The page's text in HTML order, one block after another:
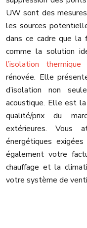
UW sont des
les sources
dans ce cadre que la
comme la solution
l’isolation
rénovée. Elle
d’isolation non
acoustique. Elle est
qualité/prix du
extérieures. Vous
énergétiques
également votre
chauffage et la
votre système de